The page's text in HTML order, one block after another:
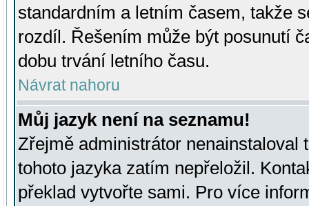
standardním a letním časem, takže
rozdíl. Řešením může být posunutí
dobu trvání letního času.
Návrat nahoru
Můj jazyk není na seznamu!
Zřejmě administrátor nenainstaloval
tohoto jazyka zatím nepřeložil.
překlad vytvořte sami. Pro více